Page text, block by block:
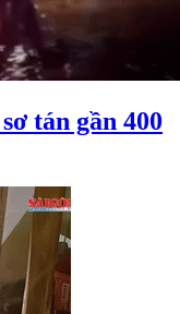
tán gần 400